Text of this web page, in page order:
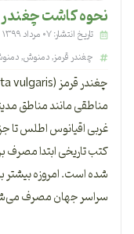
نحوه کاشت
تاریخ انتشار: ۰۷ مرداد ۱۳۹۹
چغندر قرمز,دمنوش,
مناطقی مانند مناطق
غربی اقیانوس اطلس تا
کتب تاریخی ابتدا
شده است. امروزه
سراسر جهان مصرف